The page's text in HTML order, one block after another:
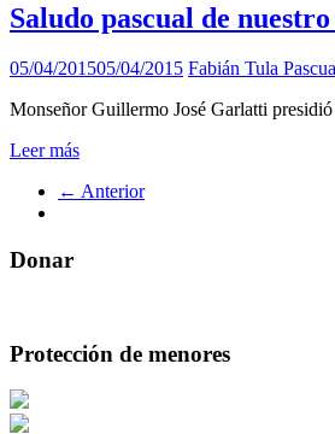
Saludo pascual de
05/04/201505/04/2015 Fabián Tula Pascua
Monseñor Guillermo José Garlatti
Leer más
← Anterior
Donar
Protección de menores